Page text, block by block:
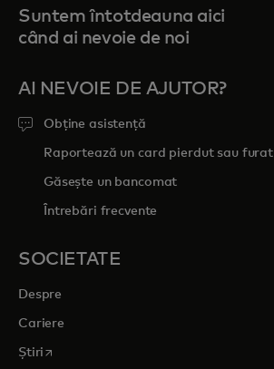
Suntem întotdeauna aici
când ai nevoie de noi
AI NEVOIE DE AJUTOR?
Obține asistență
Raportează un card pierdut sau furat
Găsește un bancomat
Întrebări frecvente
SOCIETATE
Despre
Cariere
Știri opens in a new tab